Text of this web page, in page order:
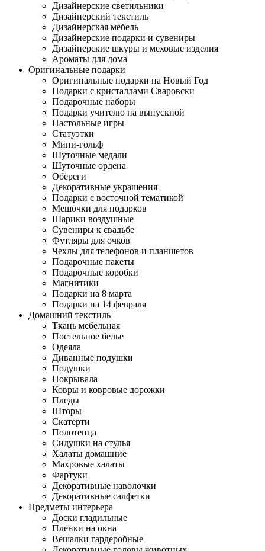
Дизайнерские светильники
Дизайнерский текстиль
Дизайнерская мебель
Дизайнерские подарки и сувениры
Дизайнерские шкуры и меховые изделия
Ароматы для дома
Оригинальные подарки
Оригинальные подарки на Новый Год
Подарки с кристаллами Сваровски
Подарочные наборы
Подарки учителю на выпускной
Настольные игры
Статуэтки
Мини-гольф
Шуточные медали
Шуточные ордена
Обереги
Декоративные украшения
Подарки с восточной тематикой
Мешочки для подарков
Шарики воздушные
Сувениры к свадьбе
Футляры для очков
Чехлы для телефонов и планшетов
Подарочные пакеты
Подарочные коробки
Магнитики
Подарки на 8 марта
Подарки на 14 февраля
Домашний текстиль
Ткань мебельная
Постельное белье
Одеяла
Диванные подушки
Подушки
Покрывала
Ковры и ковровые дорожки
Пледы
Шторы
Скатерти
Полотенца
Сидушки на стулья
Халаты домашние
Махровые халаты
Фартуки
Декоративные наволочки
Декоративные салфетки
Предметы интерьера
Доски гладильные
Пленки на окна
Вешалки гардеробные